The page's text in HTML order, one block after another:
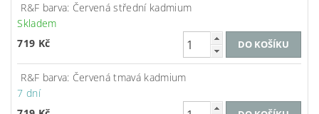
R&F barva: Červená střední kadmium
Skladem
719 Kč
R&F barva: Červená tmavá kadmium
7 dní